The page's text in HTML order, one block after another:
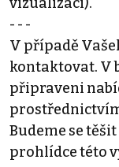
- - -
V případě
kontaktovat. V
připraveni
Budeme se
prohlídce této